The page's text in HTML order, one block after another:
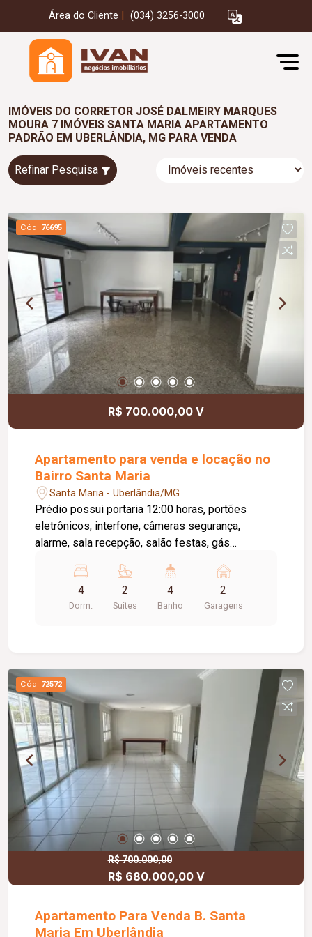
Área do Cliente (034) 3256-3000
IMÓVEIS DO CORRETOR JOSÉ DALMEIRY MARQUES
MOURA 7 IMÓVEIS SANTA MARIA APARTAMENTO
PADRÃO EM UBERLÂNDIA, MG PARA VENDA
Refinar Pesquisa
Cód. 76695
R$ 700.000,00 V
Apartamento para venda e locação no
Bairro Santa Maria
Santa Maria - Uberlândia/MG
Prédio possui portaria 12:00 horas, portões
eletrônicos, interfone, câmeras segurança,
alarme, sala recepção, salão festas, gás
147,82m2. Metragem Construída: 176,97m2.
Apartamento com 02 garagens, sala 02
ambientes, lavabo, quatro quartos sendo 02
Agende sua visita e venha conhecer a sua nova
moradia.
4
Dorm.
2
Suítes
4
Banho
2
Garagens
Cód. 72572
R$ 700.000,00
R$ 680.000,00 V
Apartamento Para Venda B. Santa
Maria Em Uberlândia